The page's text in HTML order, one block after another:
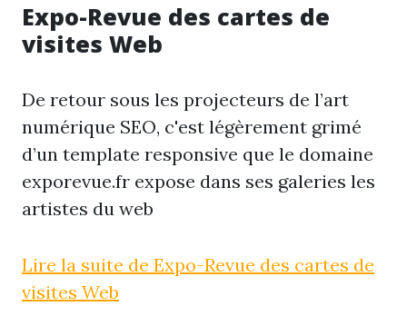
Expo-Revue des cartes de
visites Web
De retour sous les projecteurs de l’art
numérique SEO, c'est légèrement grimé
d’un template responsive que le domaine
exporevue.fr expose dans ses galeries les
artistes du web
Lire la suite de Expo-Revue des cartes de
visites Web